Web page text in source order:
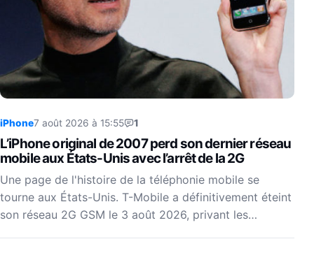
iPhone7 août 2026 à 15:55 1
L’iPhone original de 2007 perd son dernier réseau
mobile aux États-Unis avec l’arrêt de la 2G
Une page de l'histoire de la téléphonie mobile se
tourne aux États-Unis. T-Mobile a définitivement éteint
son réseau 2G GSM le 3 août 2026, privant les…